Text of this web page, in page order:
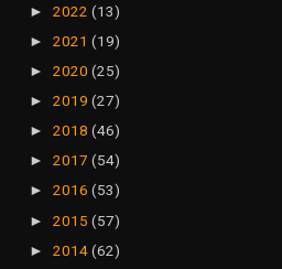
► 2022 (13)
► 2021 (19)
► 2020 (25)
► 2019 (27)
► 2018 (46)
► 2017 (54)
► 2016 (53)
► 2015 (57)
► 2014(62)